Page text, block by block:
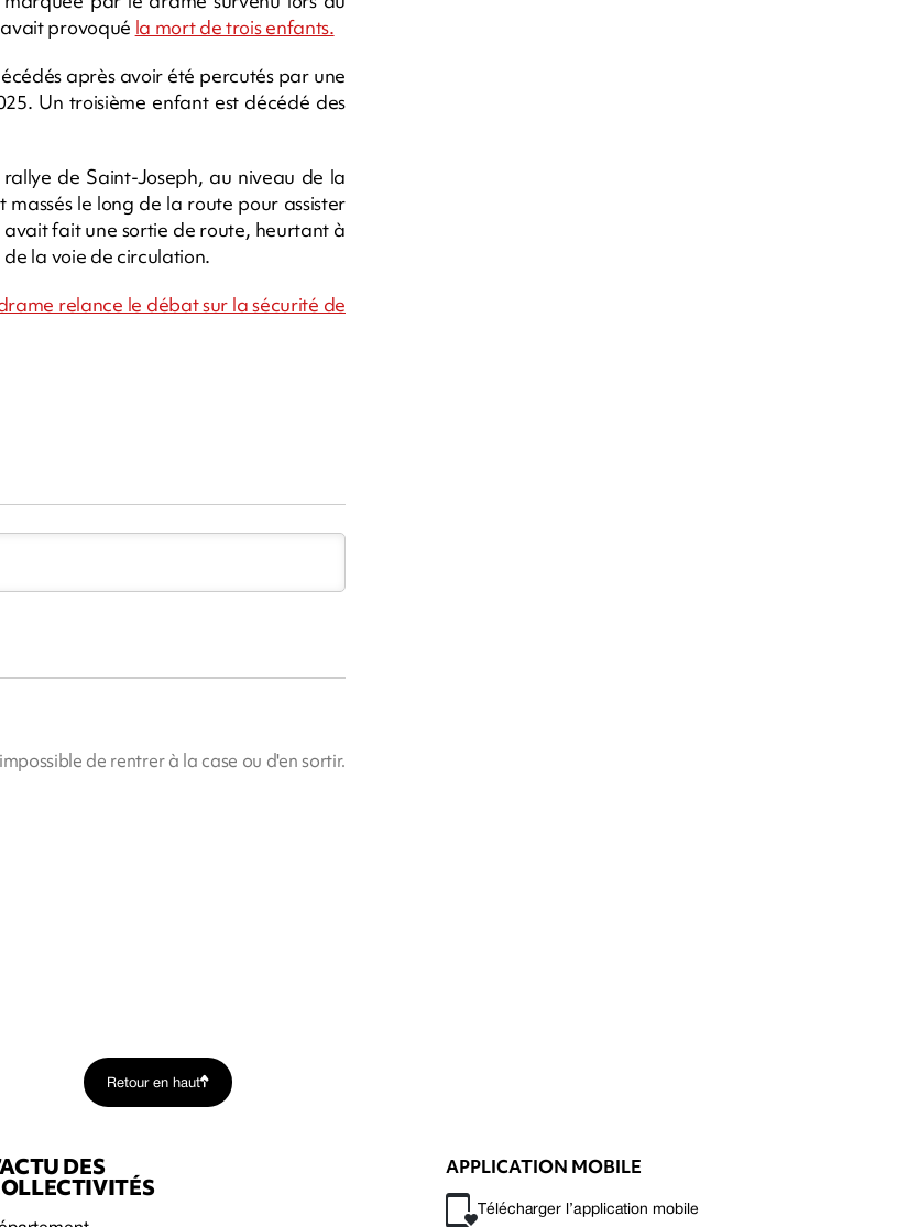
provoqué la mort de trois enfants.
après avoir été percutés par une
Un troisième enfant est décédé des
de Saint-Joseph, au niveau de la
le long de la route pour assister
avait fait une sortie de route, heurtant à
la voie de circulation.
relance le débat sur la sécurité de
de rentrer à la case ou d'en sortir.
Retour en haut
DES APPLICATION MOBILE
Télécharger l’application mobile